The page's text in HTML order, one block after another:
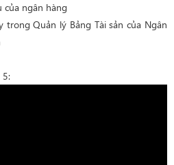
của ngân hàng
trong Quản lý Bảng Tài sản của Ngân
5: